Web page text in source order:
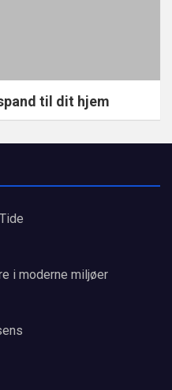
til dit hjem
i moderne miljøer